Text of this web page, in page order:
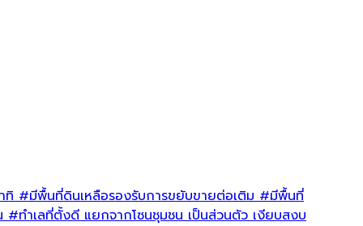
ทิ #มีพื้นที่ดินเหลือรองรับการขยับขายต่อเติม #มีพื้นที่
#ทำเลที่ตั้งดี แยกจากโซนชุมชน เป็นส่วนตัว เงียบสงบ